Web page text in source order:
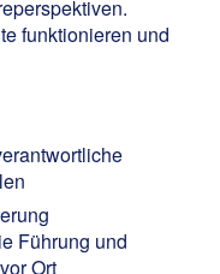
funktionieren und
Führung und
Ort